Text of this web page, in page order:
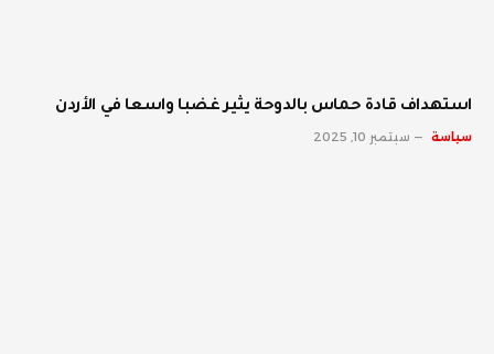
استهداف قادة حماس بالدوحة يثير غضبا واسعا في الأردن
سياسة سبتمبر 10, 2025